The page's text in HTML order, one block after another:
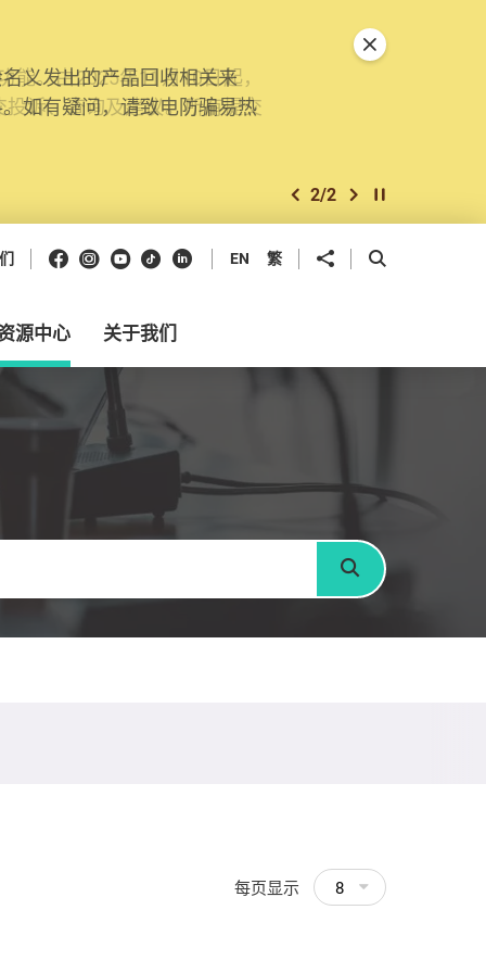
。由2025年11月10日起，
诉、查询及建议。所有提交
上一个
2/2 下一个开始/暂停幻灯
关闭特別通告
Facebook
Instagram
Youtube
抖音领英 EN 繁 分享到 开启搜寻框
源中心 关于我们
搜寻
每页显示 8